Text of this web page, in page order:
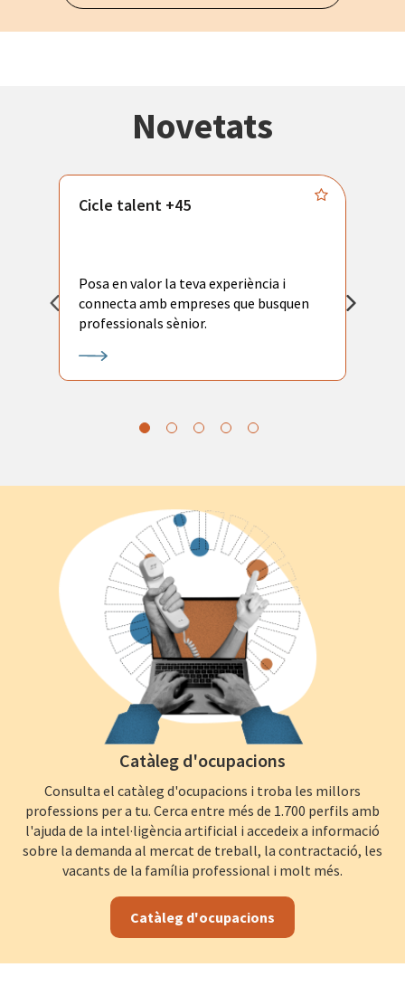
Novetats
Cicle talent +45
Posa en valor la teva experiència i
connecta amb empreses que busquen
professionals sènior.
Catàleg d'ocupacions
Consulta el catàleg d'ocupacions i troba les millors
professions per a tu. Cerca entre més de 1.700 perfils amb
l'ajuda de la intel·ligència artificial i accedeix a informació
sobre la demanda al mercat de treball, la contractació, les
vacants de la família professional i molt més.
Catàleg d'ocupacions